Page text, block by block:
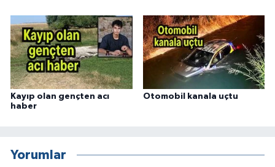
Kayıp olan gençten acı
haber
Otomobil kanala uçtu
Yorumlar